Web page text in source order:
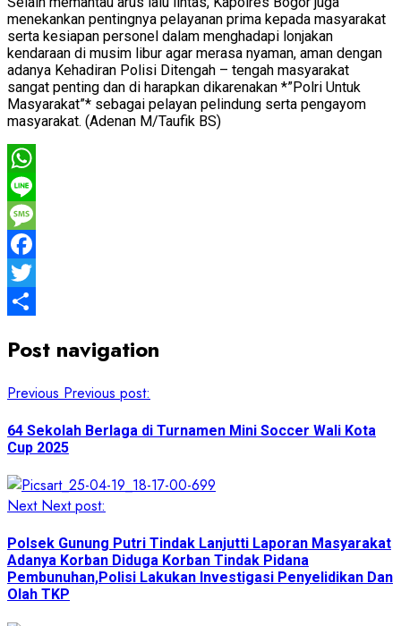
menekankan pentingnya pelayanan prima kepada masyarakat
serta kesiapan personel dalam menghadapi lonjakan
kendaraan di musim libur agar merasa nyaman, aman dengan
adanya Kehadiran Polisi Ditengah – tengah masyarakat
sangat penting dan di harapkan dikarenakan *”Polri Untuk
Masyarakat”* sebagai pelayan pelindung serta pengayom
masyarakat. (Adenan M/Taufik BS)
WhatsApp
Line
Message
Facebook
Twitter
Post navigation
Previous Previous post:
64 Sekolah Berlaga di Turnamen Mini Soccer Wali Kota
Cup 2025
Next Next post:
Polsek Gunung Putri Tindak Lanjutti Laporan Masyarakat
Adanya Korban Diduga Korban Tindak Pidana
Pembunuhan,Polisi Lakukan Investigasi Penyelidikan Dan
Olah TKP